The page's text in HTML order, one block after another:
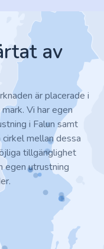
av
är placerade i
Vi har egen
i Falun samt
mellan dessa
tillgänglighet
egen utrustning